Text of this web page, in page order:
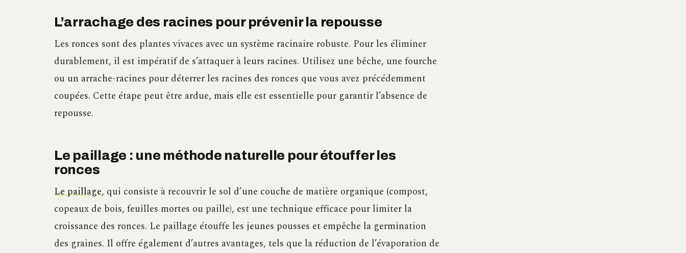
L’arrachage des racines pour prévenir la repousse
Les ronces sont des plantes vivaces avec un système racinaire robuste. Pour les éliminer
durablement, il est impératif de s’attaquer à leurs racines. Utilisez une bêche, une fourche
ou un arrache-racines pour déterrer les racines des ronces que vous avez précédemment
coupées. Cette étape peut être ardue, mais elle est essentielle pour garantir l’absence de
repousse.
Le paillage : une méthode naturelle pour étouffer les
ronces
Le paillage, qui consiste à recouvrir le sol d’une couche de matière organique (compost,
copeaux de bois, feuilles mortes ou paille), est une technique efficace pour limiter la
croissance des ronces. Le paillage étouffe les jeunes pousses et empêche la germination
des graines. Il offre également d’autres avantages, tels que la réduction de l’évaporation de